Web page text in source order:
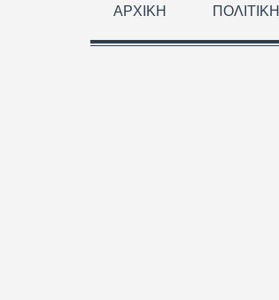
ΑΡΧΙΚΉ ΠΟΛΙΤΙΚΉ